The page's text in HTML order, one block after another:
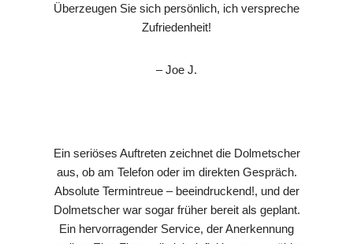
Überzeugen Sie sich persönlich, ich verspreche
Zufriedenheit!
– Joe J.
Ein seriöses Auftreten zeichnet die Dolmetscher
aus, ob am Telefon oder im direkten Gespräch.
Absolute Termintreue – beeindruckend!, und der
Dolmetscher war sogar früher bereit als geplant.
Ein hervorragender Service, der Anerkennung